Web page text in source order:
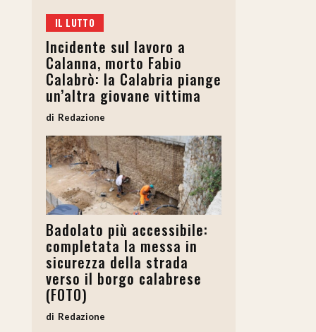
IL LUTTO
Incidente sul lavoro a
Calanna, morto Fabio
Calabrò: la Calabria piange
un’altra giovane vittima
Redazione
Badolato più accessibile:
completata la messa in
sicurezza della strada
verso il borgo calabrese
(FOTO)
Redazione